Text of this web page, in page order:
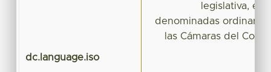
legislativa,
denominadas
las Cámaras del
dc.language.iso